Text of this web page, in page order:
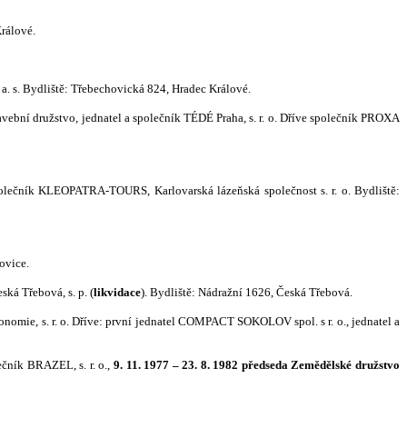
s. Bydliště: Třebechovická 824, Hradec Králové.
družstvo, jednatel a společník TÉDÉ Praha, s. r. o. Dříve společník PROXA
KLEOPATRA-TOURS, Karlovarská lázeňská společnost s. r. o. Bydliště:
Třebová, s. p. (likvidace). Bydliště: Nádražní 1626, Česká Třebová.
s. r. o. Dříve: první jednatel COMPACT SOKOLOV spol. s r. o., jednatel a
BRAZEL, s. r. o., 9. 11. 1977 – 23. 8. 1982 předseda Zemědělské družstvo